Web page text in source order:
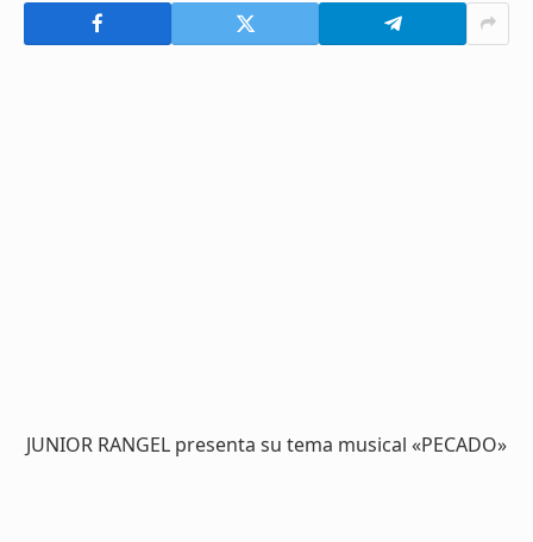
JUNIOR RANGEL presenta su tema musical «PECADO»